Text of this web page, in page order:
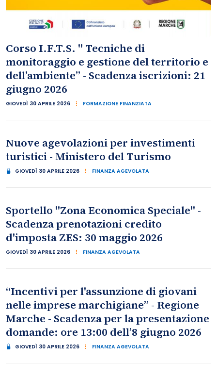
Corso I.F.T.S. " Tecniche di
monitoraggio e gestione del territorio e
dell’ambiente” - Scadenza iscrizioni: 21
giugno 2026
GIOVEDÌ 30 APRILE 2026 FORMAZIONE FINANZIATA
Nuove agevolazioni per investimenti
turistici - Ministero del Turismo
GIOVEDÌ 30 APRILE 2026 FINANZA AGEVOLATA
Sportello "Zona Economica Speciale" -
Scadenza prenotazioni credito
d'imposta ZES: 30 maggio 2026
GIOVEDÌ 30 APRILE 2026 FINANZA AGEVOLATA
“Incentivi per l'assunzione di giovani
nelle imprese marchigiane” - Regione
Marche - Scadenza per la presentazione
domande: ore 13:00 dell’8 giugno 2026
GIOVEDÌ 30 APRILE 2026 FINANZA AGEVOLATA